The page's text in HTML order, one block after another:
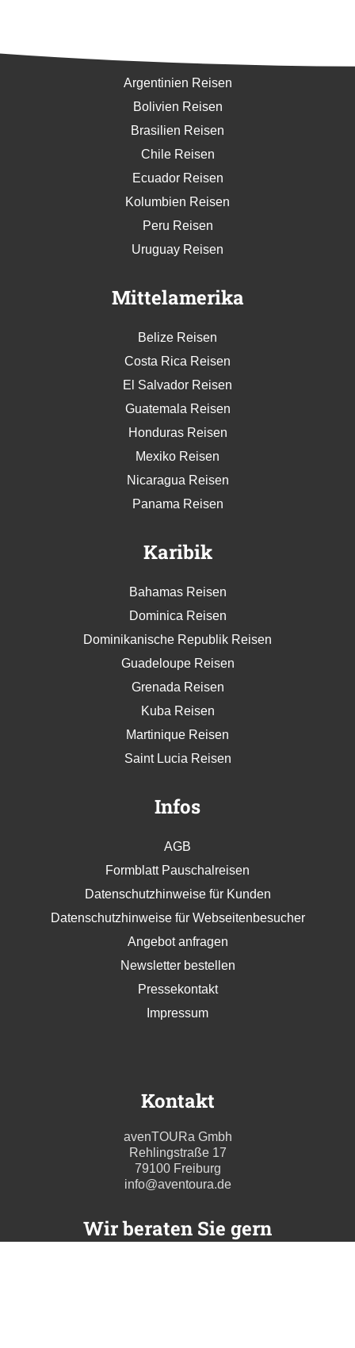
Argentinien Reisen
Bolivien Reisen
Brasilien Reisen
Chile Reisen
Ecuador Reisen
Kolumbien Reisen
Peru Reisen
Uruguay Reisen
Mittelamerika
Belize Reisen
Costa Rica Reisen
El Salvador Reisen
Guatemala Reisen
Honduras Reisen
Mexiko Reisen
Nicaragua Reisen
Panama Reisen
Karibik
Bahamas Reisen
Dominica Reisen
Dominikanische Republik Reisen
Guadeloupe Reisen
Grenada Reisen
Kuba Reisen
Martinique Reisen
Saint Lucia Reisen
Infos
AGB
Formblatt Pauschalreisen
Datenschutzhinweise für Kunden
Datenschutzhinweise für Webseitenbesucher
Angebot anfragen
Newsletter bestellen
Pressekontakt
Impressum
Kontakt
avenTOURa Gmbh
Rehlingstraße 17
79100 Freiburg
info@aventoura.de
Wir beraten Sie gern